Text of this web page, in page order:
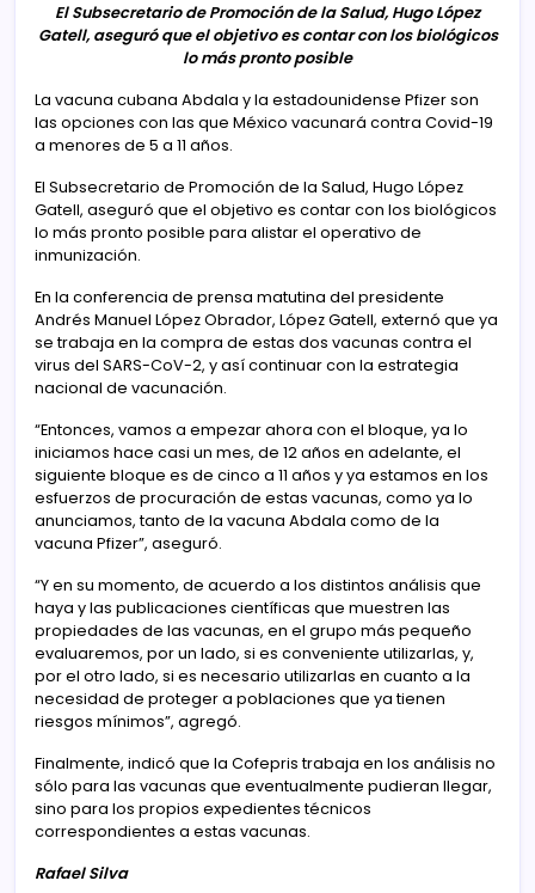
El Subsecretario de Promoción de la Salud, Hugo López
Gatell, aseguró que el objetivo es contar con los biológicos
lo más pronto posible
La vacuna cubana Abdala y la estadounidense Pfizer son
las opciones con las que México vacunará contra Covid-19
a menores de 5 a 11 años.
El Subsecretario de Promoción de la Salud, Hugo López
Gatell, aseguró que el objetivo es contar con los biológicos
lo más pronto posible para alistar el operativo de
inmunización.
En la conferencia de prensa matutina del presidente
Andrés Manuel López Obrador, López Gatell, externó que ya
se trabaja en la compra de estas dos vacunas contra el
virus del SARS-CoV-2, y así continuar con la estrategia
nacional de vacunación.
“Entonces, vamos a empezar ahora con el bloque, ya lo
iniciamos hace casi un mes, de 12 años en adelante, el
siguiente bloque es de cinco a 11 años y ya estamos en los
esfuerzos de procuración de estas vacunas, como ya lo
anunciamos, tanto de la vacuna Abdala como de la
vacuna Pfizer”, aseguró.
“Y en su momento, de acuerdo a los distintos análisis que
haya y las publicaciones científicas que muestren las
propiedades de las vacunas, en el grupo más pequeño
evaluaremos, por un lado, si es conveniente utilizarlas, y,
por el otro lado, si es necesario utilizarlas en cuanto a la
necesidad de proteger a poblaciones que ya tienen
riesgos mínimos”, agregó.
Finalmente, indicó que la Cofepris trabaja en los análisis no
sólo para las vacunas que eventualmente pudieran llegar,
sino para los propios expedientes técnicos
correspondientes a estas vacunas.
Rafael Silva